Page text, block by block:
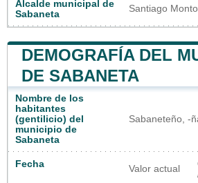
Alcalde municipal de
Sabaneta
Santiago
DEMOGRAFÍA DEL
DE SABANETA
Nombre de los
habitantes
(gentilicio) del
municipio de
Sabaneta
Sabaneteño, -
Fecha Valor actual